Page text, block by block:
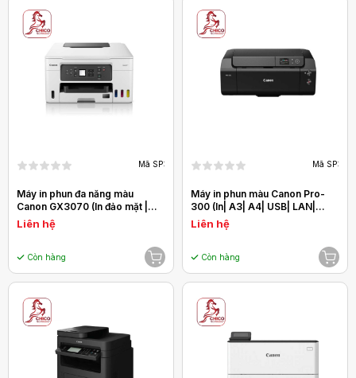
Mã SP:
Máy in phun đa năng màu
Canon GX3070 (In đảo mặt |
Copy| Scan| A4| A5| USB| WIFI)
Liên hệ
Còn hàng
Mã SP:
Máy in phun màu Canon Pro-
300 (In| A3| A4| USB| LAN|
WIFI)
Liên hệ
Còn hàng